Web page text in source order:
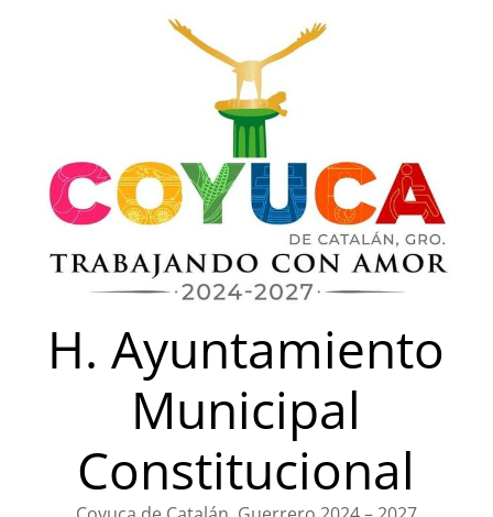
H. Ayuntamiento
Municipal
Constitucional